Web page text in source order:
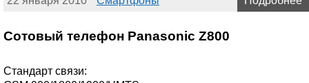
Сотовый телефон Panasonic Z800
Стандарт связи: